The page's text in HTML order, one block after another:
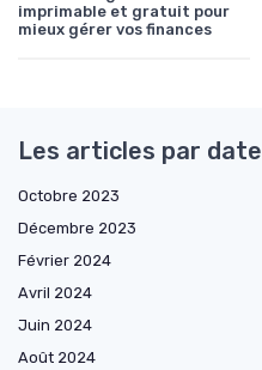
imprimable et gratuit pour
mieux gérer vos finances
Les articles par date
Octobre 2023
Décembre 2023
Février 2024
Avril 2024
Juin 2024
Août 2024